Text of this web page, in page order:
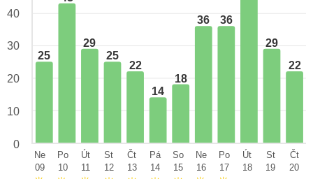
25
29
25
22
14
18
36 36
29
22
40
30
20
10
0
Ne
09
Po
10
Út
11
St
12
Čt
13
Pá
14
So
15
Ne
16
Po
17
Út
18
St
19
Čt
20